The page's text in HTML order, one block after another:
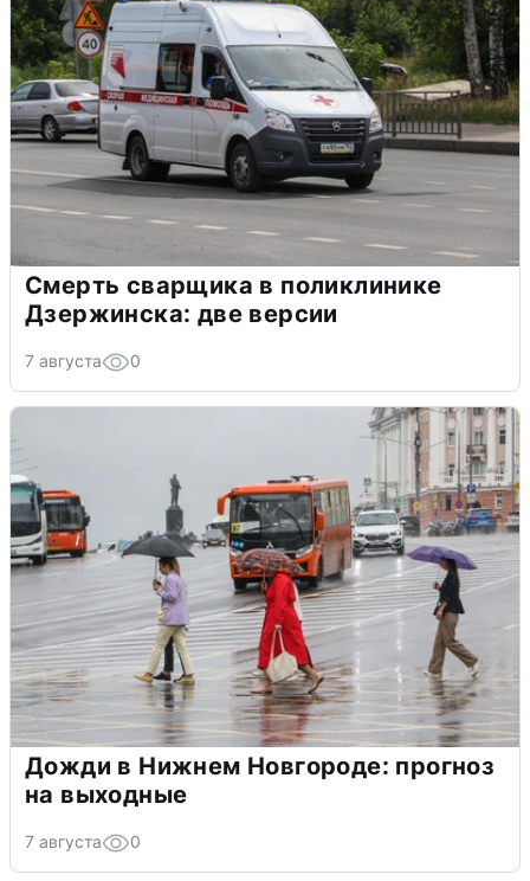
Смерть сварщика в поликлинике
Дзержинска: две версии
7 августа 0
Дожди в Нижнем Новгороде: прогноз
на выходные
7 августа 0